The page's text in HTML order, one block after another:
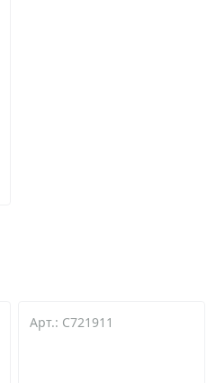
Арт.: C721911